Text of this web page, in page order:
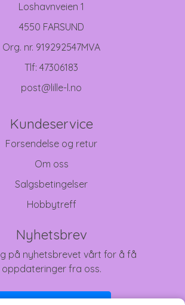
Loshavnveien 1
4550 FARSUND
Org. nr. 919292547MVA
Tlf: 47306183
post@lille-l.no
Kundeservice
Forsendelse og retur
Om oss
Salgsbetingelser
Hobbytreff
Nyhetsbrev
på nyhetsbrevet vårt for å få
oppdateringer fra oss.